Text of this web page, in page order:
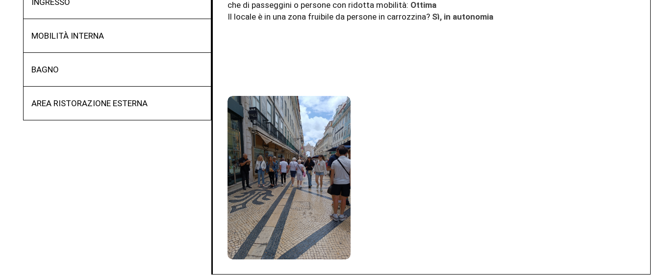
MOBILITÀ INTERNA
BAGNO
AREA RISTORAZIONE ESTERNA
che di passeggini o persone con ridotta mobilità: Ottima
Il locale è in una zona fruibile da persone in carrozzina? Sì, in autonomia